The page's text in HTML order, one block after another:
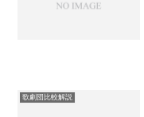
歌劇団比較解説